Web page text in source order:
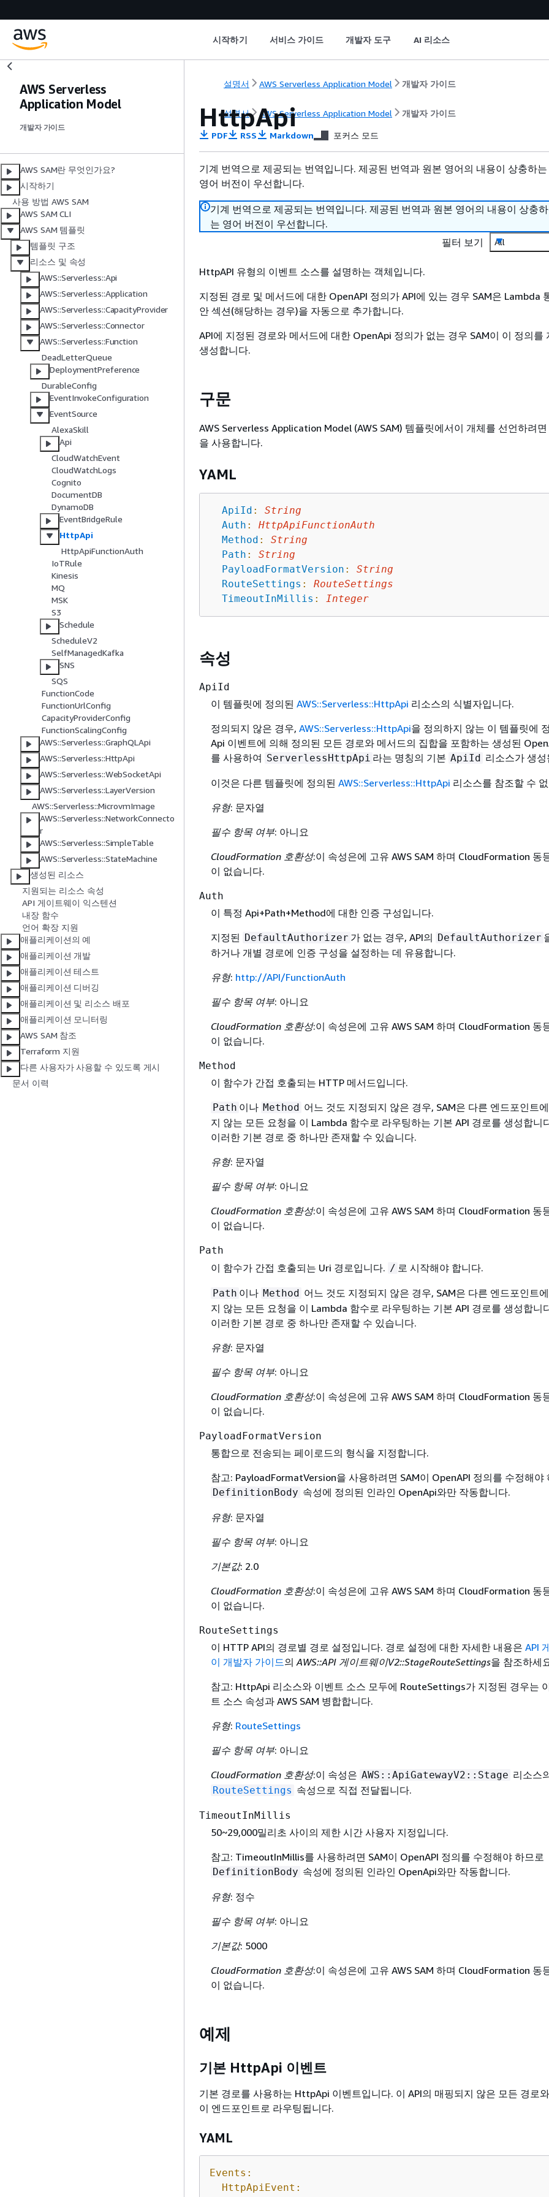
시작하기 서비스 가이드 개발자 도구 AI 리소스
AWS Serverless
Application Model
개발자 가이드
AWS SAM란 무엇인가요?
시작하기
사용 방법 AWS SAM
AWS SAM CLI
AWS SAM 템플릿
템플릿 구조
리소스 및 속성
AWS::Serverless::Api
AWS::Serverless::Application
AWS::Serverless::CapacityProvider
AWS::Serverless::Connector
AWS::Serverless::Function
DeadLetterQueue
DeploymentPreference
DurableConfig
EventInvokeConfiguration
EventSource
AlexaSkill
Api
CloudWatchEvent
CloudWatchLogs
Cognito
DocumentDB
DynamoDB
EventBridgeRule
HttpApi
HttpApiFunctionAuth
IoTRule
Kinesis
MQ
MSK
S3
Schedule
ScheduleV2
SelfManagedKafka
SNS
SQS
FunctionCode
FunctionUrlConfig
CapacityProviderConfig
FunctionScalingConfig
AWS::Serverless::GraphQLApi
AWS::Serverless::HttpApi
AWS::Serverless::WebSocketApi
AWS::Serverless::LayerVersion
AWS::Serverless::MicrovmImage
AWS::Serverless::NetworkConnecto
r
AWS::Serverless::SimpleTable
AWS::Serverless::StateMachine
생성된 리소스
지원되는 리소스 속성
API 게이트웨이 익스텐션
내장 함수
언어 확장 지원
애플리케이션의 예
애플리케이션 개발
애플리케이션 테스트
애플리케이션 디버깅
애플리케이션 및 리소스 배포
애플리케이션 모니터링
AWS SAM 참조
Terraform 지원
다른 사용자가 사용할 수 있도록 게시
문서 이력
설명서 AWS Serverless Application Model 개발자 가이드
설명서 AWS Serverless Application Model 개발자 가이드
HttpApi
PDF RSS Markdown 포커스 모드
기계 번역으로 제공되는 번역입니다. 제공된 번역과 원본 영어의 내용이 상충하
영어 버전이 우선합니다.
기계 번역으로 제공되는 번역입니다. 제공된 번역과 원본 영어의 내용이 상충
는 영어 버전이 우선합니다.
필터 보기
All
HttpAPI 유형의 이벤트 소스를 설명하는 객체입니다.
지정된 경로 및 메서드에 대한 OpenAPI 정의가 API에 있는 경우 SAM은 Lambda
안 섹션(해당하는 경우)을 자동으로 추가합니다.
API에 지정된 경로와 메서드에 대한 OpenApi 정의가 없는 경우 SAM이 이 정의를
생성합니다.
구문
AWS Serverless Application Model (AWS SAM) 템플릿에서이 개체를 선언하려
을 사용합니다.
YAML
ApiId :
String
Auth :
HttpApiFunctionAuth
Method :
String
Path :
String
PayloadFormatVersion :
String
RouteSettings :
RouteSettings
TimeoutInMillis : Integer
속성
ApiId
이 템플릿에 정의된 AWS::Serverless::HttpApi 리소스의 식별자입니다.
정의되지 않은 경우, AWS::Serverless::HttpApi을 정의하지 않는 이 템플릿에
Api 이벤트에 의해 정의된 모든 경로와 메서드의 집합을 포함하는 생성된
를 사용하여 ServerlessHttpApi 라는 명칭의 기본 ApiId 리소스가 생성
이것은 다른 템플릿에 정의된 AWS::Serverless::HttpApi 리소스를 참조할 수
유형: 문자열
필수 항목 여부: 아니요
CloudFormation 호환성:이 속성은에 고유 AWS SAM 하며 CloudFormation 동
이 없습니다.
Auth
이 특정 Api+Path+Method에 대한 인증 구성입니다.
지정된 DefaultAuthorizer 가 없는 경우, API의 DefaultAuthorizer
하거나 개별 경로에 인증 구성을 설정하는 데 유용합니다.
유형: http://API/FunctionAuth
필수 항목 여부: 아니요
CloudFormation 호환성:이 속성은에 고유 AWS SAM 하며 CloudFormation 동
이 없습니다.
Method
이 함수가 간접 호출되는 HTTP 메서드입니다.
Path 이나 Method 어느 것도 지정되지 않은 경우, SAM은 다른 엔드포인트
지 않는 모든 요청을 이 Lambda 함수로 라우팅하는 기본 API 경로를 생성합니
이러한 기본 경로 중 하나만 존재할 수 있습니다.
유형: 문자열
필수 항목 여부: 아니요
CloudFormation 호환성:이 속성은에 고유 AWS SAM 하며 CloudFormation 동
이 없습니다.
Path
이 함수가 간접 호출되는 Uri 경로입니다. / 로 시작해야 합니다.
Path 이나 Method 어느 것도 지정되지 않은 경우, SAM은 다른 엔드포인트
지 않는 모든 요청을 이 Lambda 함수로 라우팅하는 기본 API 경로를 생성합니
이러한 기본 경로 중 하나만 존재할 수 있습니다.
유형: 문자열
필수 항목 여부: 아니요
CloudFormation 호환성:이 속성은에 고유 AWS SAM 하며 CloudFormation 동
이 없습니다.
PayloadFormatVersion
통합으로 전송되는 페이로드의 형식을 지정합니다.
참고: PayloadFormatVersion을 사용하려면 SAM이 OpenAPI 정의를 수정해야
DefinitionBody 속성에 정의된 인라인 OpenApi와만 작동합니다.
유형: 문자열
필수 항목 여부: 아니요
기본값: 2.0
CloudFormation 호환성:이 속성은에 고유 AWS SAM 하며 CloudFormation 동
이 없습니다.
RouteSettings
이 HTTP API의 경로별 경로 설정입니다. 경로 설정에 대한 자세한 내용은 API
이 개발자 가이드의 AWS::API 게이트웨이V2::StageRouteSettings을 참조하세
참고: HttpApi 리소스와 이벤트 소스 모두에 RouteSettings가 지정된 경우는
트 소스 속성과 AWS SAM 병합합니다.
유형: RouteSettings
필수 항목 여부: 아니요
CloudFormation 호환성:이 속성은 AWS::ApiGatewayV2::Stage 리소스
RouteSettings 속성으로 직접 전달됩니다.
TimeoutInMillis
50~29,000밀리초 사이의 제한 시간 사용자 지정입니다.
참고: TimeoutInMillis를 사용하려면 SAM이 OpenAPI 정의를 수정해야 하므로
DefinitionBody 속성에 정의된 인라인 OpenApi와만 작동합니다.
유형: 정수
필수 항목 여부: 아니요
기본값: 5000
CloudFormation 호환성:이 속성은에 고유 AWS SAM 하며 CloudFormation 동
이 없습니다.
예제
기본 HttpApi 이벤트
기본 경로를 사용하는 HttpApi 이벤트입니다. 이 API의 매핑되지 않은 모든 경로
이 엔드포인트로 라우팅됩니다.
YAML
Events:
HttpApiEvent: